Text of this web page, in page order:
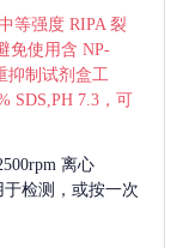
等强度 RIPA 裂
免使用含 NP-
抑制试剂盒工
SDS,PH 7.3，可
离心
检测，或按一次